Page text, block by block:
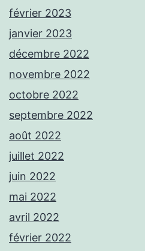
février 2023
janvier 2023
décembre 2022
novembre 2022
octobre 2022
septembre 2022
août 2022
juillet 2022
juin 2022
mai 2022
avril 2022
février 2022